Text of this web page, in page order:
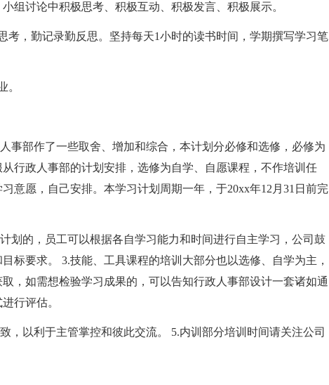
组讨论中积极思考、积极互动、积极发言、积极展示。
考，勤记录勤反思。坚持每天1小时的读书时间，学期撰写学习笔
。
事部作了一些取舍、增加和综合，本计划分必修和选修，必修为
行政人事部的计划安排，选修为自学、自愿课程，不作培训任
意愿，自己安排。本学习计划周期一年，于20xx年12月31日前完
划的，员工可以根据各自学习能力和时间进行自主学习，公司鼓
标要求。 3.技能、工具课程的培训大部分也以选修、自学为主，
，如需想检验学习成果的，可以告知行政人事部设计一套诸如通
行评估。
，以利于主管掌控和彼此交流。 5.内训部分培训时间请关注公司